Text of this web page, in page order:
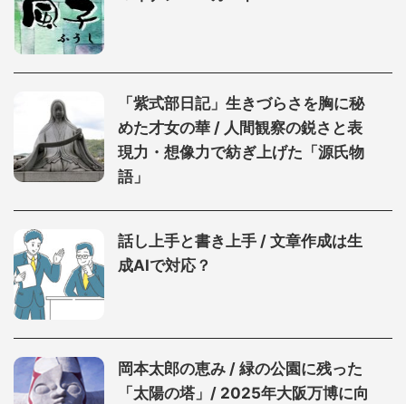
「紫式部日記」生きづらさを胸に秘
めた才女の華 / 人間観察の鋭さと表
現力・想像力で紡ぎ上げた「源氏物
語」
話し上手と書き上手 / 文章作成は生
成AIで対応？
岡本太郎の恵み / 緑の公園に残った
「太陽の塔」/ 2025年大阪万博に向